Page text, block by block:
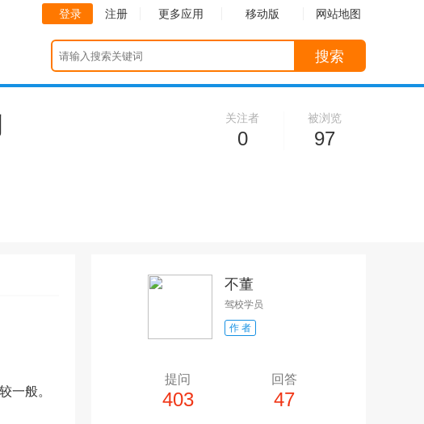
登录 注册 更多应用 移动版 网站地图
搜索
被浏览
97
关注者
0
一般。
不董
驾校学员
作 者
提问
403
回答
47